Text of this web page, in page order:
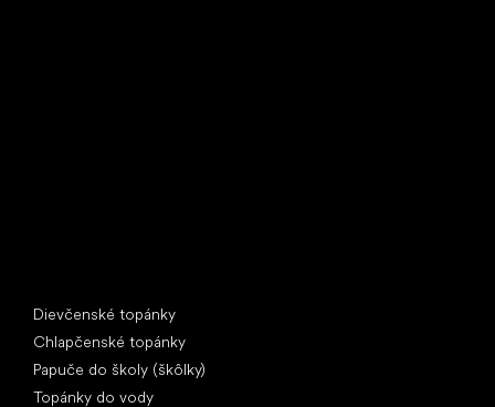
Dievčenské topánky
Chlapčenské topánky
Papuče do školy (škôlky)
Topánky do vody